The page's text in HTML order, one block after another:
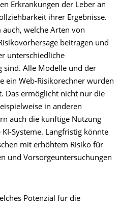
Erkrankungen der Leber an
ihrer Ergebnisse.
auch, welche Arten von
beitragen und
unterschiedliche
sind. Alle Modelle und der
ein Web-Risikorechner wurden
Das ermöglicht nicht nur die
in anderen
auch die künftige Nutzung
Systeme. Langfristig könnte
mit erhöhtem Risiko für
und Vorsorgeuntersuchungen
Potenzial für die